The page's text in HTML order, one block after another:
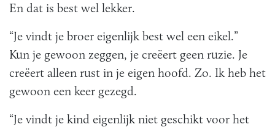
En dat is best wel lekker.
“Je vindt je broer eigenlijk best wel een eikel.”
Kun je gewoon zeggen, je creëert geen ruzie. Je
creëert alleen rust in je eigen hoofd. Zo. Ik heb het
gewoon een keer gezegd.
“Je vindt je kind eigenlijk niet geschikt voor het